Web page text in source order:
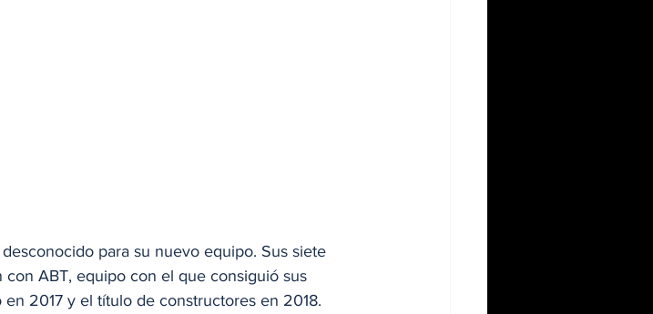
para su nuevo equipo. Sus siete
ABT, equipo con el que consiguió sus
2017 y el título de constructores en 2018.